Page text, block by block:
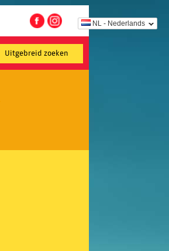
NL - Nederlands
Uitgebreid zoeken